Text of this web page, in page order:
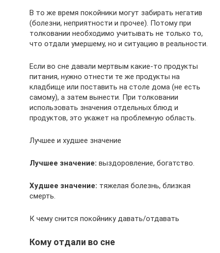
В то же время покойники могут забирать негатив
(болезни, неприятности и прочее). Потому при
толковании необходимо учитывать не только то,
что отдали умершему, но и ситуацию в реальности.
Если во сне давали мертвым какие-то продукты
питания, нужно отнести те же продукты на
кладбище или поставить на столе дома (не есть
самому), а затем вынести. При толковании
использовать значения отдельных блюд и
продуктов, это укажет на проблемную область.
Лучшее и худшее значение
Лучшее значение: выздоровление, богатство.
Худшее значение: тяжелая болезнь, близкая
смерть.
К чему снится покойнику давать/отдавать
Кому отдали во сне